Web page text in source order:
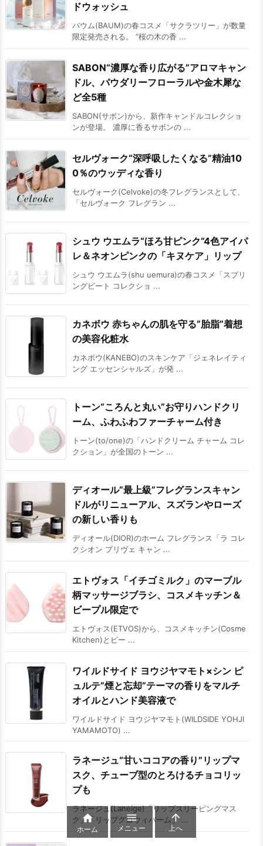
ドウォッシュ
バウム(BAUM)の春コスメ「サクラツリー」が数量
限定発売される。 “桜の木の香 ...
SABON“濃厚な香り広がる”アロマキャン
ドル、パウダリーフローラルや金木犀な
ど全5種
SABON(サボン)から、新作キャンドルコレクショ
ンが登場。 濃厚に香るサボンの ...
セルヴォーク“深呼吸したくなる”精油10
0％のウッディな香り
セルヴォーク(Celvoke)の冬フレグランスとして、
「セルヴォーク フレグラン ...
シュウ ウエムラ“ほろ甘ピンク”4色アイパ
レ＆ネオンピンクの「キヌケア」リップ
シュウ ウエムラ(shu uemura)の春コスメ「スプリ
ングビート コレクショ ...
カネボウ 赤ちゃんの肌を守る”胎脂”着想
の美容化粧水
カネボウ(KANEBO)のスキンケア「ジェネレイティ
ング エッセンシャルズ」が発 ...
トーン“ころんと丸い”お守りハンドクリ
ーム、ふわふわファーチャーム付き
トーン(to/one)の「ハンドクリーム チャーム コレ
クション」が全国のトーン ...
ディオール”最上級”フレグランスキャン
ドルがリニューアル、スズランやローズ
の新しい香りも
ディオール(DIOR)のホーム フレグランス「ラ コレ
クシオン プリヴェ キャン ...
エトヴォス「イチゴミルク」のマーブル
柄マッサージブラシ、コスメキッチン＆
ビープル限定で
エトヴォス(ETVOS)から、コスメキッチン(Cosme
Kitchen)とビー ...
ワイルドサイド ヨウジヤマモト×シン ピ
ュルテ”煙と忘却”テーマの香りをマルチ
オイルとハンド美容液で
ワイルドサイド ヨウジヤマモト(WILDSIDE YOHJI
YAMAMOTO) ...
ラネージュ“甘いココアの香り”リップマ
スク、チューブ型のとろけるチョコリッ
プも
ラネージュ(Laneige)「リップスリーピングマス
ク」「リップグロウィバーム」 ...

ホーム

メニュー

上へ